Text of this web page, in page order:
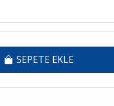
SEPETE EKLE